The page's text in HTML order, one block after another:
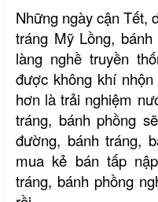
Những ngày cận Tết,
tráng Mỹ Lồng,
làng nghề truyền
được không khí
hơn là trải nghiệm
tráng, bánh phồng
đường, bánh tráng,
mua kẻ bán tấp
tráng, bánh phồng